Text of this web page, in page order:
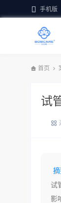
手机版
首页
试
试
影